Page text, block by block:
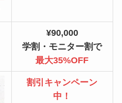
¥90,000
学割・モニター割で
最大35%OFF
割引キャンペーン
中！